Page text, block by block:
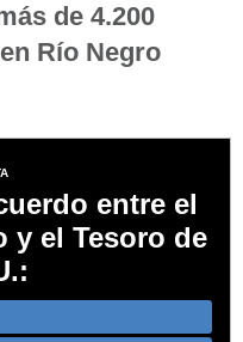
de 4.200
Río Negro
entre el
y el Tesoro de